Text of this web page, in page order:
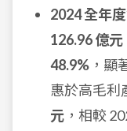
2024 全年
126.96 億元
48.9% ，顯
惠於高毛利
元 ，相較